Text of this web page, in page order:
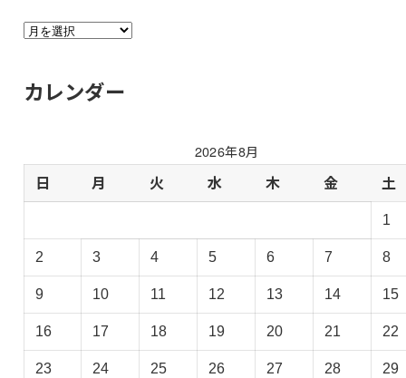
さ
る
過
去
ロ
の
ア
ー
カ
イ
ブ
カレンダー
2026年8月
日 月 火 水 木 金 土
1
2 3 4 5 6 7 8
9 10 11 12 13 14 15
16 17 18 19 20 21 22
23 24 25 26 27 28 29